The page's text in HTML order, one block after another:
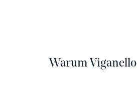
Warum Viganello